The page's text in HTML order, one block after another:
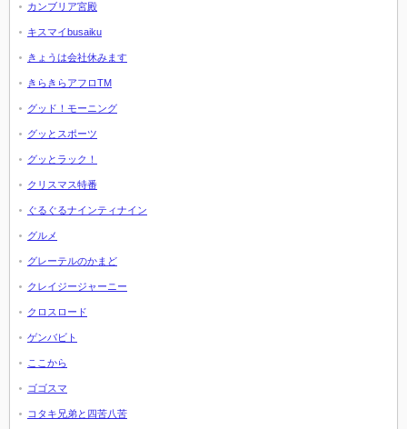
カンブリア宮殿
キスマイbusaiku
きょうは会社休みます
きらきらアフロTM
グッド！モーニング
グッとスポーツ
グッとラック！
クリスマス特番
ぐるぐるナインティナイン
グルメ
グレーテルのかまど
クレイジージャーニー
クロスロード
ゲンバビト
ここから
ゴゴスマ
コタキ兄弟と四苦八苦